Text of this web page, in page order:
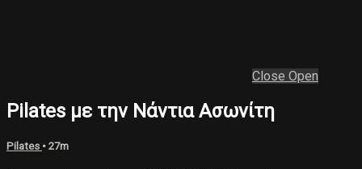
Close Open
Pilates με την Νάντια Ασωνίτη
Pilates • 27m